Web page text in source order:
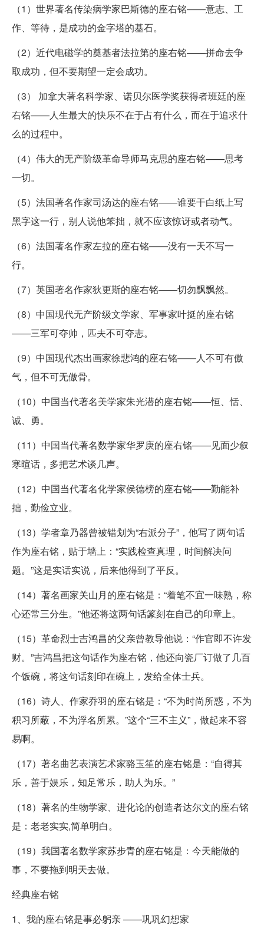
（1）世界著名传染病学家巴斯德的座右铭——意志、工
作、等待，是成功的金字塔的基石。
（2）近代电磁学的奠基者法拉第的座右铭——拼命去争
取成功，但不要期望一定会成功。
（3） 加拿大著名科学家、诺贝尔医学奖获得者班廷的座
右铭——人生最大的快乐不在于占有什么，而在于追求什
么的过程中。
（4）伟大的无产阶级革命导师马克思的座右铭——思考
一切。
（5）法国著名作家司汤达的座右铭——谁要干白纸上写
黑字这一行，别人说他笨拙，就不应该惊讶或者动气。
（6）法国著名作家左拉的座右铭——没有一天不写一
行。
（7）英国著名作家狄更斯的座右铭——切勿飘飘然。
（8）中国现代无产阶级文学家、军事家叶挺的座右铭
——三军可夺帅，匹夫不可夺志。
（9）中国现代杰出画家徐悲鸿的座右铭——人不可有傲
气，但不可无傲骨。
（10）中国当代著名美学家朱光潜的座右铭——恒、恬、
诚、勇。
（11）中国当代著名数学家华罗庚的座右铭——见面少叙
寒暄话，多把艺术谈几声。
（12）中国当代著名化学家侯德榜的座右铭——勤能补
拙，勤俭立业。
（13）学者章乃器曾被错划为“右派分子”，他写了两句话
作为座右铭，贴于墙上：“实践检查真理，时间解决问
题。”这是实话实说，后来他得到了平反。
（14）著名画家关山月的座右铭是：“着笔不宜一味熟，称
心还常三分生。”他还将这两句话篆刻在自己的印章上。
（15）革命烈士吉鸿昌的父亲曾教导他说：“作官即不许发
财。”吉鸿昌把这句话作为座右铭，他还向瓷厂订做了几百
个饭碗，将这句话刻印在碗上，发给全体士兵。
（16）诗人、作家乔羽的座右铭是：“不为时尚所惑，不为
积习所蔽，不为浮名所累。”这个“三不主义”，做起来不容
易啊。
（17）著名曲艺表演艺术家骆玉笙的座右铭是：“自得其
乐，善于娱乐，知足常乐，助人为乐。”
（18）著名的生物学家、进化论的创造者达尔文的座右铭
是：老老实实,简单明白。
（19）我国著名数学家苏步青的座右铭是：今天能做的
事，不要拖到明天去做。
经典座右铭
1、我的座右铭是事必躬亲 ——巩巩幻想家